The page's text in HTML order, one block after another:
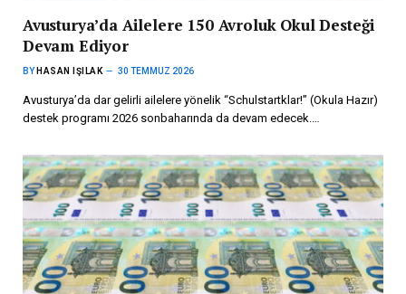
Avusturya’da Ailelere 150 Avroluk Okul Desteği
Devam Ediyor
BY HASAN IŞILAK 30 TEMMUZ 2026
Avusturya’da dar gelirli ailelere yönelik “Schulstartklar!” (Okula Hazır)
destek programı 2026 sonbaharında da devam edecek.…